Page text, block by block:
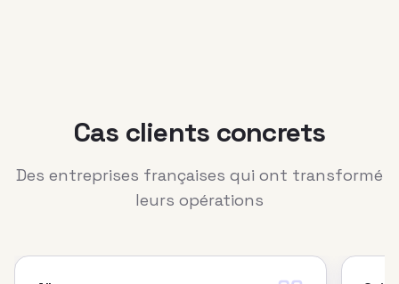
Cas clients concrets
Des entreprises françaises qui ont transformé
leurs opérations